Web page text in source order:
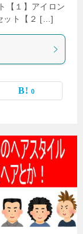
【１】アイロン
ット【２ […]
0